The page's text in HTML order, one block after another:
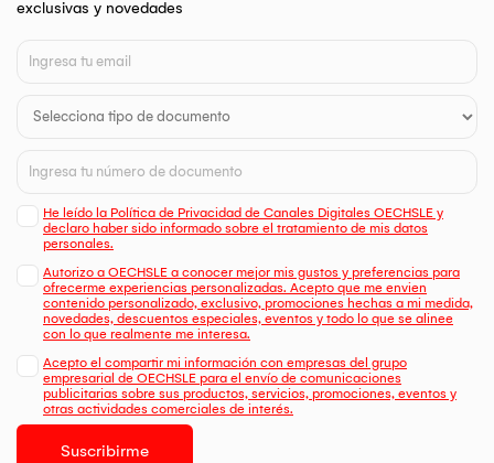
exclusivas y novedades
He leído la Política de Privacidad de Canales Digitales OECHSLE y
declaro haber sido informado sobre el tratamiento de mis datos
personales.
Autorizo a OECHSLE a conocer mejor mis gustos y preferencias para
ofrecerme experiencias personalizadas. Acepto que me envien
contenido personalizado, exclusivo, promociones hechas a mi medida,
novedades, descuentos especiales, eventos y todo lo que se alinee
con lo que realmente me interesa.
Acepto el compartir mi información con empresas del grupo
empresarial de OECHSLE para el envío de comunicaciones
publicitarias sobre sus productos, servicios, promociones, eventos y
otras actividades comerciales de interés.
Suscribirme